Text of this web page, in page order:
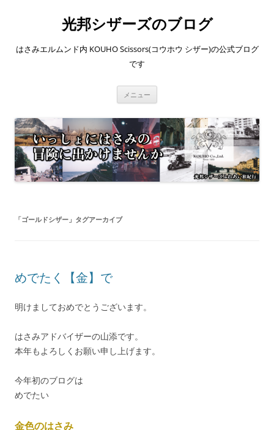
へ
ス
光邦シザーズのブログ
はさみエルムンド内 KOUHO Scissors(コウホウ シザー)の公式ブログ
です
メニュー
「ゴールドシザー 」タグアーカイブ
めでたく【金】で
明けましておめでとうございます。
はさみアドバイザーの山添です。
本年もよろしくお願い申し上げます。
今年初のブログは
めでたい
金色のはさみ